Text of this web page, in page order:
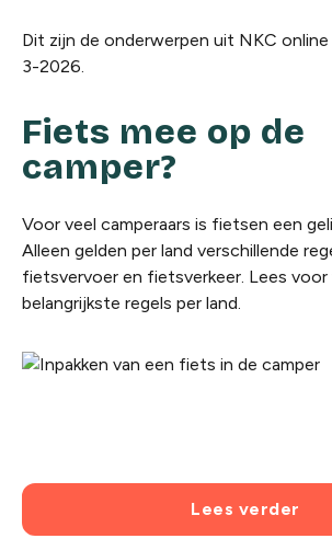
Dit zijn de onderwerpen uit NKC
3-2026.
Fiets mee op de
camper?
Voor veel camperaars is fietsen een
Alleen gelden per land verschillende
fietsvervoer en fietsverkeer. Lees voor
belangrijkste regels per land.
Lees verder